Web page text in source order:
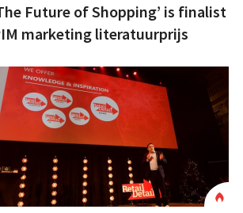
Future of Shopping’ is finalist
marketing literatuurprijs